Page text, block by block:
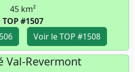
45 km²
TOP #1507
Voir le TOP #1508
Val-Revermont